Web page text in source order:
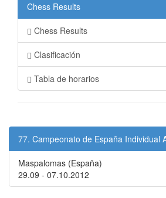
Chess Results
Chess Results
Clasificación
Tabla de horarios
77. Campeonato de España Individual
Maspalomas (España)
29.09 - 07.10.2012